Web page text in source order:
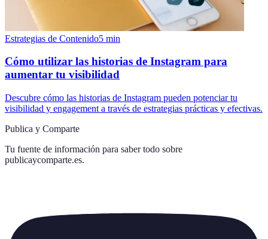
Estrategias de Contenido5 min
Cómo utilizar las historias de Instagram para
aumentar tu visibilidad
Descubre cómo las historias de Instagram pueden potenciar tu
visibilidad y engagement a través de estrategias prácticas y efectivas.
Publica y Comparte
Tu fuente de información para saber todo sobre
publicaycomparte.es.